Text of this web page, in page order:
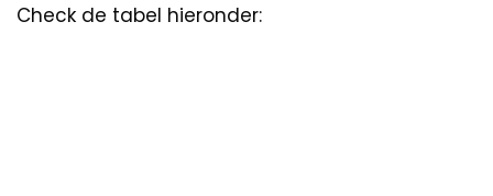
Check de tabel hieronder: